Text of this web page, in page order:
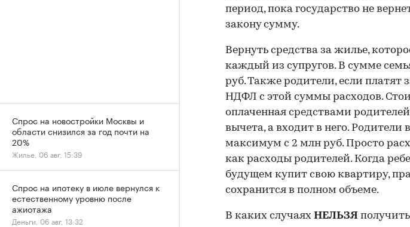
период, пока государство не
закону сумму.
Вернуть средства за жилье,
каждый из супругов. В сумме
руб. Также родители, если платят
НДФЛ с этой суммы расходов.
оплаченная средствами
вычета, а входит в него. Родители
максимум с 2 млн руб. Просто
как расходы родителей. Когда
будущем купит свою квартиру,
сохранится в полном объеме.
В каких случаях НЕЛЬЗЯ
Спрос на новостройки Москвы и
области снизился за год почти на
20%
Жилье, 06 авг, 15:39
Спрос на ипотеку в июле вернулся к
естественному уровню после
ажиотажа
Деньги, 06 авг, 13:32